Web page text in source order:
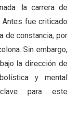
la carrera de
Antes fue criticado
de constancia, por
Sin embargo,
la dirección de
y mental
para este